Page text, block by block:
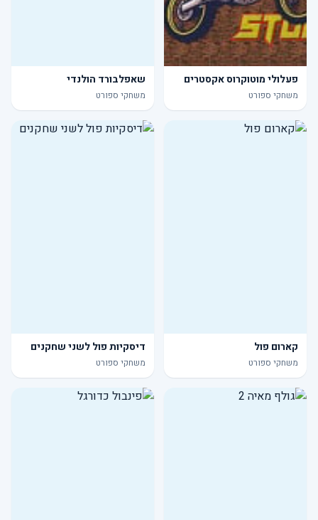
פעלולי מוטוקרוס אקסטרים
משחקי ספורט
שאפלבורד הולנדי
משחקי ספורט
קארום פול
משחקי ספורט
דיסקיות פול לשני שחקנים
משחקי ספורט